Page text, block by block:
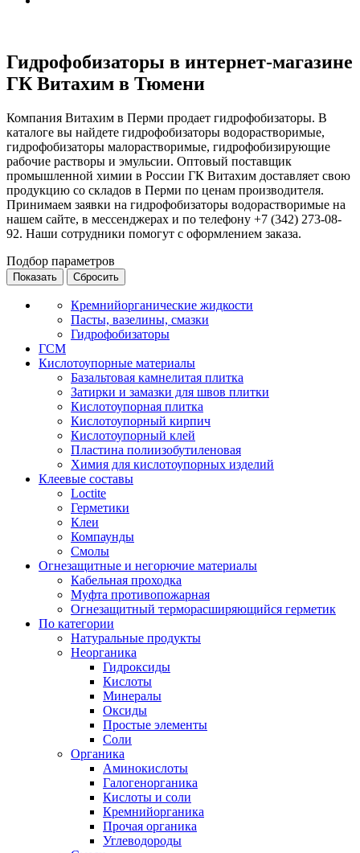
Гидрофобизаторы в интернет-магазине
ГК Витахим в Тюмени
Компания Витахим в Перми продает гидрофобизаторы. В
каталоге вы найдете гидрофобизаторы водорастворимые,
гидрофобизаторы малорастворимые, гидрофобизирующие
рабочие растворы и эмульсии. Оптовый поставщик
промышленной химии в России ГК Витахим доставляет свою
продукцию со складов в Перми по ценам производителя.
Принимаем заявки на гидрофобизаторы водорастворимые на
нашем сайте, в мессенджерах и по телефону +7 (342) 273-08-
92. Наши сотрудники помогут с оформлением заказа.
Подбор параметров
Кремнийорганические жидкости
Пасты, вазелины, смазки
Гидрофобизаторы
ГСМ
Кислотоупорные материалы
Базальтовая камнелитая плитка
Затирки и замазки для швов плитки
Кислотоупорная плитка
Кислотоупорный кирпич
Кислотоупорный клей
Пластина полиизобутиленовая
Химия для кислотоупорных изделий
Клеевые составы
Loctite
Герметики
Клеи
Компаунды
Смолы
Огнезащитные и негорючие материалы
Кабельная проходка
Муфта противопожарная
Огнезащитный терморасширяющийся герметик
По категории
Натуральные продукты
Неорганика
Гидроксиды
Кислоты
Минералы
Оксиды
Простые элементы
Соли
Органика
Аминокислоты
Галогенорганика
Кислоты и соли
Кремнийорганика
Прочая органика
Углеводороды